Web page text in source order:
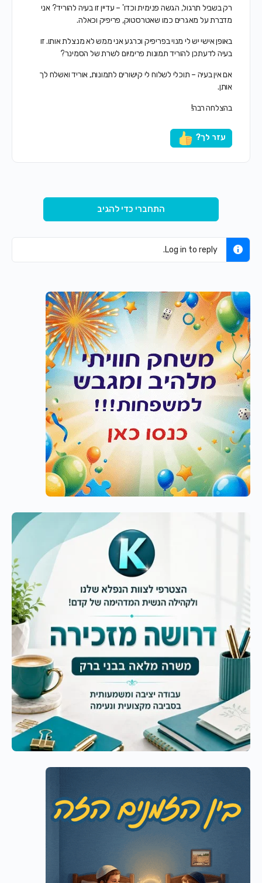
רק בשביל תרגול, הגשה פנימית וכדו' – עדיין זו בעיה להוריד? אני
מדברת על מאגרים כמו שאטרסטוק, פריפיק וכאלה.
באופן אישי יש לי מנוי בפריפיק וכרגע אני ממש לא מנצלת אותו. זו
בעיה לדעתכן להוריד תמונות פרימיום לשרת של הסמינר?
אם אין בעיה – תוכלי לשלוח לי קישורים לתמונות, אוריד ואשלח לך
אותן.
בהצלחה רבה!
עזר לך?
התחברי כדי להגיב
Log in to reply.